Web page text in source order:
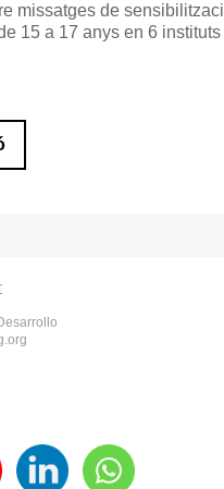
missatges de
15 a 17 anys en 6 instituts